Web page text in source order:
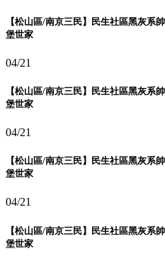
【松山區/南京三民】民生社區黑灰系
堡世家
04/21
【松山區/南京三民】民生社區黑灰系
堡世家
04/21
【松山區/南京三民】民生社區黑灰系
堡世家
04/21
【松山區/南京三民】民生社區黑灰系
堡世家